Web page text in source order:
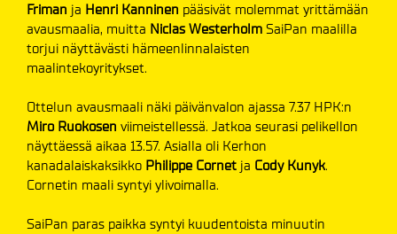
Friman ja Henri Kanninen pääsivät molemmat yrittämään
avausmaalia, muitta Niclas Westerholm SaiPan maalilla
torjui näyttävästi hämeenlinnalaisten
maalintekoyritykset.
Ottelun avausmaali näki päivänvalon ajassa 7.37 HPK:n
Miro Ruokosen viimeistellessä. Jatkoa seurasi pelikellon
näyttäessä aikaa 13.57. Asialla oli Kerhon
kanadalaiskaksikko Philippe Cornet ja Cody Kunyk.
Cornetin maali syntyi ylivoimalla.
SaiPan paras paikka syntyi kuudentoista minuutin